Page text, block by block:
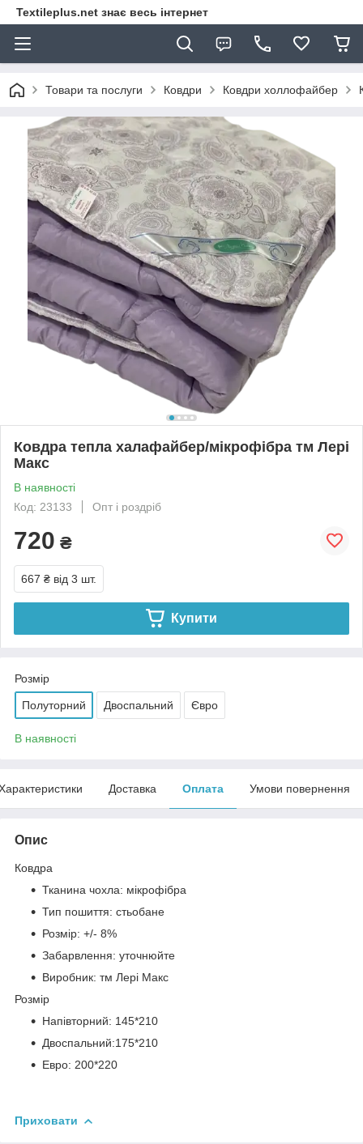
Textileplus.net знає весь інтернет
Товари та послуги Ковдри Ковдри холлофайбер
Ковдра тепла халафайбер/мікрофібра тм Лері
Макс
В наявності
Код: 23133
Опт і роздріб
720 ₴
667 ₴ від 3 шт.
Купити
Розмір
Полуторний Двоспальний Євро
В наявності
Доставка Оплата Умови повернення
Опис
Ковдра
Тканина чохла: мікрофібра
Тип пошиття: стьобане
Розмір: +/- 8%
Забарвлення: уточнюйте
Виробник: тм Лері Макс
Розмір
Напівторний: 145*210
Двоспальний:175*210
Евро: 200*220
Приховати